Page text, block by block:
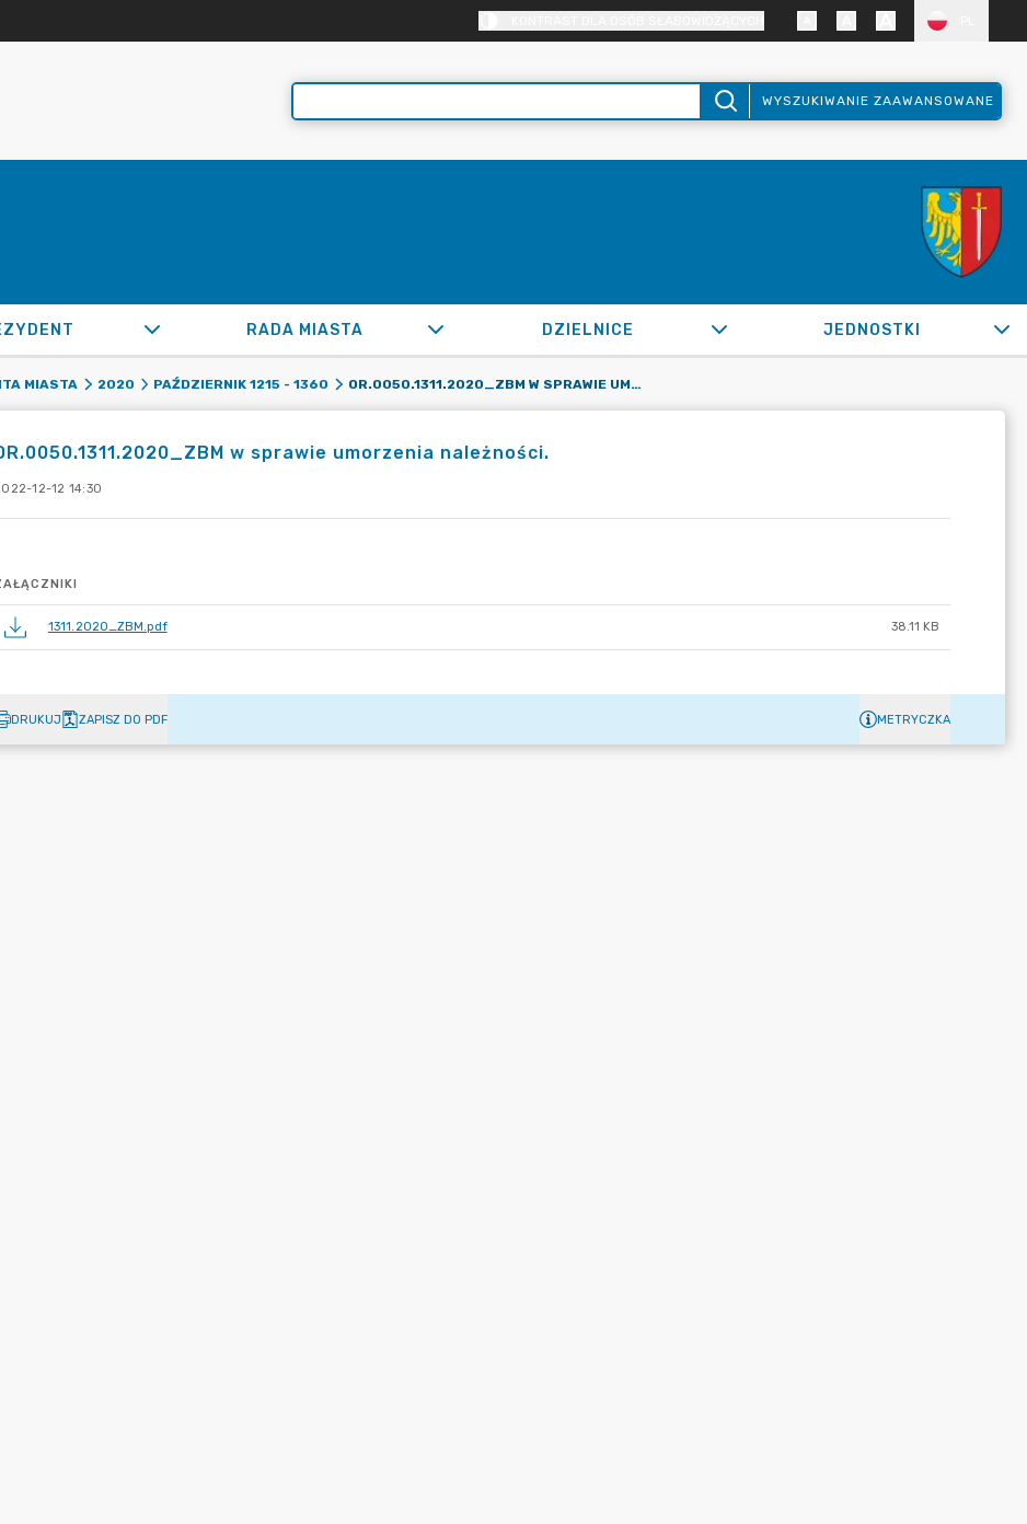
WYSZUKIWANIE ZAAWANSOWANE
RADA MIASTA DZIELNICE JEDNOSTKI
MIASTA 2020 PAŹDZIERNIK 1215 - 1360 OR.0050.1311.2020_ZBM W SPRAWIE UMORZENIA NALEŻNOŚCI.
w sprawie umorzenia należności.
12-12 14:30
1311.2020_ZBM.pdf 38.11 KB
DRUKUJ ZAPISZ DO PDF METRYCZKA